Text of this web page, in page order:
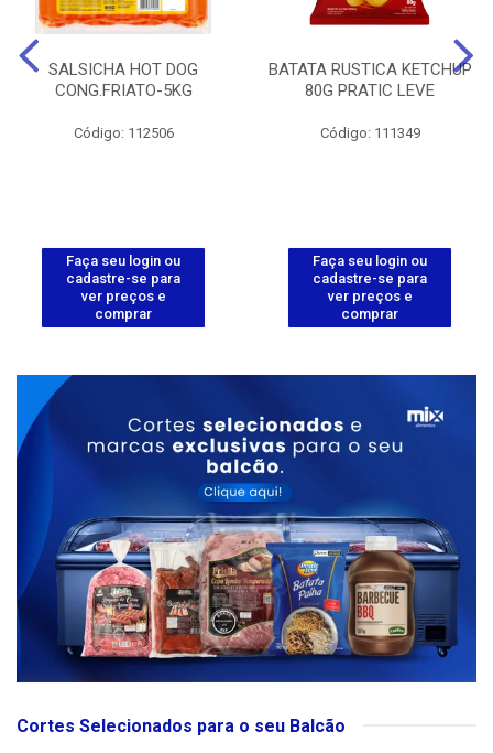
SALSICHA HOT DOG
CONG.FRIATO-5KG
Código: 112506
Faça seu login ou
cadastre-se para
ver preços e
comprar
BATATA RUSTICA KETCHUP
80G PRATIC LEVE
Código: 111349
Faça seu login ou
cadastre-se para
ver preços e
comprar
Cortes Selecionados para o seu Balcão